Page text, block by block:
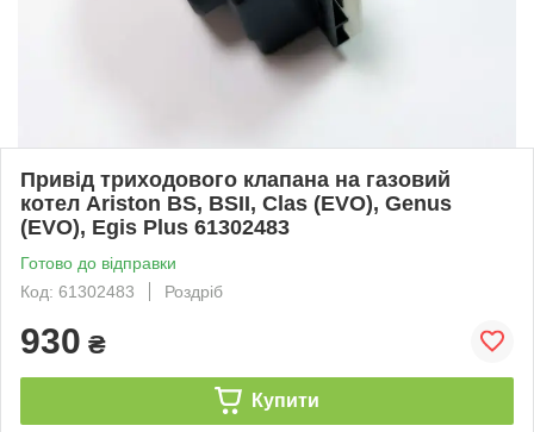
Привід триходового клапана на газовий
котел Ariston BS, BSII, Clas (EVO), Genus
(EVO), Egis Plus 61302483
Готово до відправки
Код: 61302483
Роздріб
930 ₴
Купити